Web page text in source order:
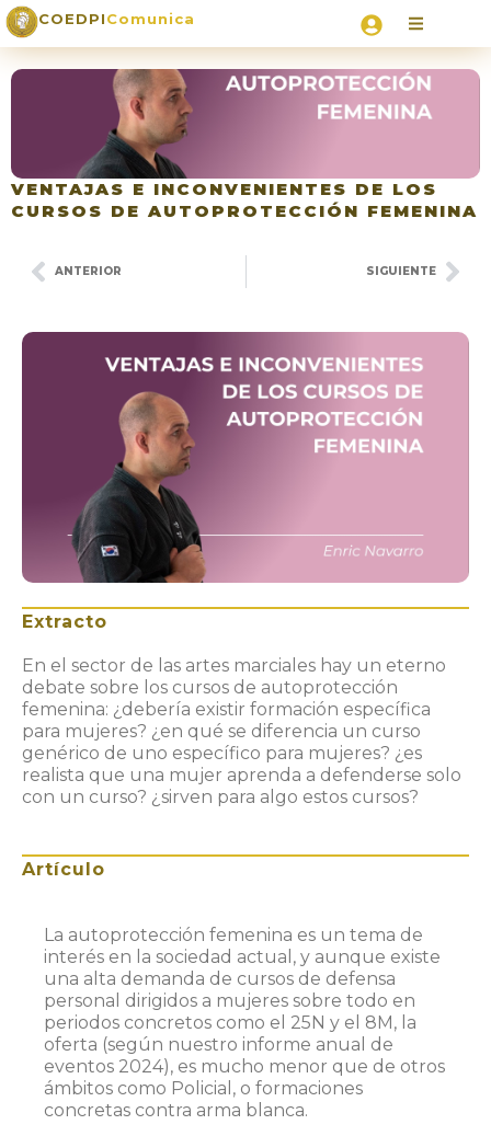
COEDPIComunica
VENTAJAS E INCONVENIENTES DE LOS
CURSOS DE AUTOPROTECCIÓN FEMENINA
ANTERIOR SIGUIENTE
Extracto
En el sector de las artes marciales hay un eterno
debate sobre los cursos de autoprotección
femenina: ¿debería existir formación específica
para mujeres? ¿en qué se diferencia un curso
genérico de uno específico para mujeres? ¿es
realista que una mujer aprenda a defenderse solo
con un curso? ¿sirven para algo estos cursos?
Artículo
La autoprotección femenina es un tema de
interés en la sociedad actual, y aunque existe
una alta demanda de cursos de defensa
personal dirigidos a mujeres sobre todo en
periodos concretos como el 25N y el 8M, la
oferta (según nuestro informe anual de
eventos 2024), es mucho menor que de otros
ámbitos como Policial, o formaciones
concretas contra arma blanca.